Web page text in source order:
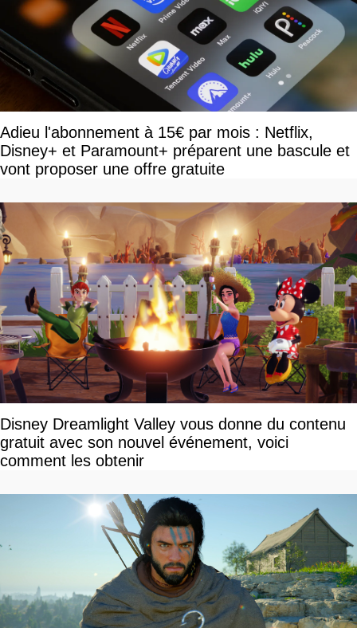
Adieu l'abonnement à 15€ par mois : Netflix,
Disney+ et Paramount+ préparent une bascule et
vont proposer une offre gratuite
Disney Dreamlight Valley vous donne du contenu
gratuit avec son nouvel événement, voici
comment les obtenir